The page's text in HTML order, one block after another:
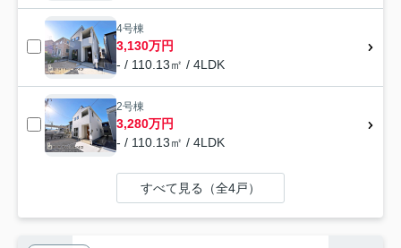
4号棟
3,130万円
- / 110.13㎡ / 4LDK
2号棟
3,280万円
- / 110.13㎡ / 4LDK
すべて見る（全4戸）